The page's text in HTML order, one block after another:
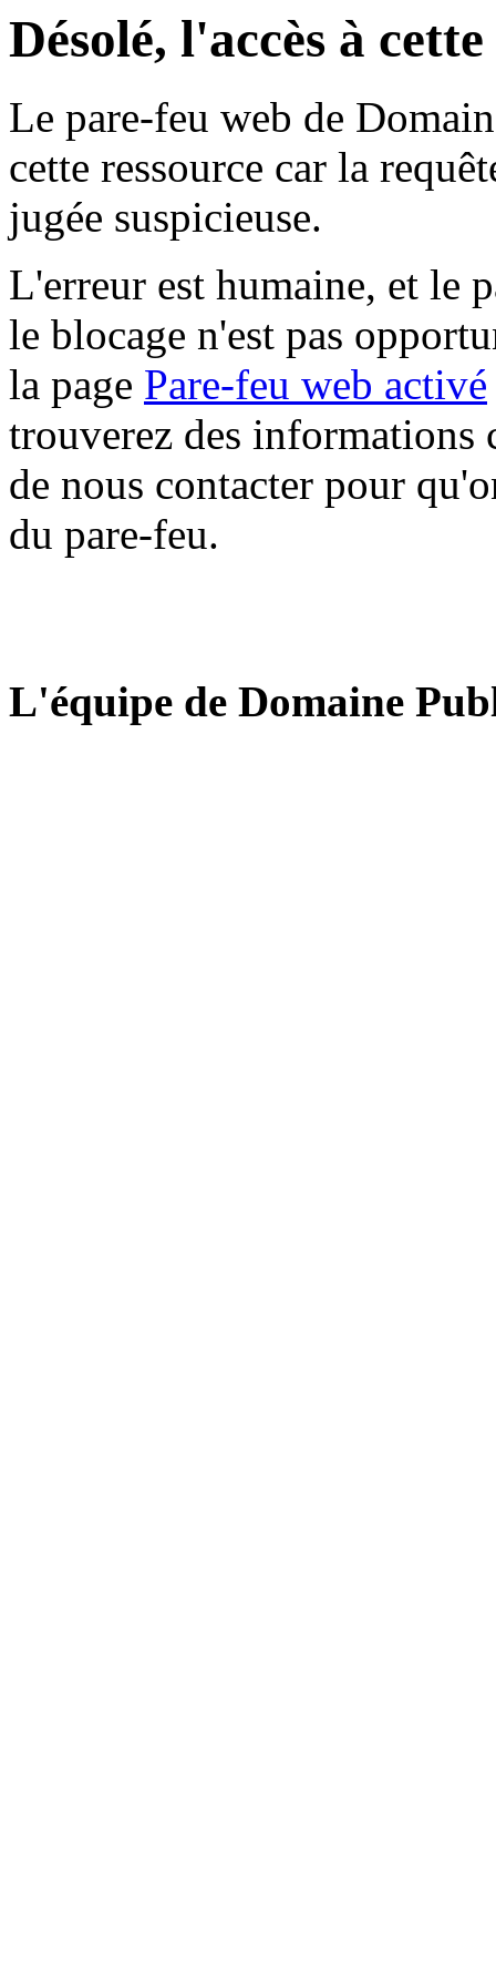
Désolé, l'accès à
Le pare-feu web de
cette ressource car la
jugée suspicieuse.
L'erreur est humaine, et le
le blocage n'est pas
la page Pare-feu web activé
trouverez des informations
de nous contacter pour
du pare-feu.
L'équipe de Domaine